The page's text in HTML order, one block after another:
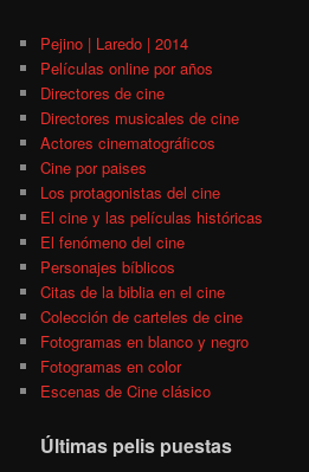
Pejino | Laredo | 2014
Películas online por años
Directores de cine
Directores musicales de cine
Actores cinematográficos
Cine por paises
Los protagonistas del cine
El cine y las películas históricas
El fenómeno del cine
Personajes bíblicos
Citas de la biblia en el cine
Colección de carteles de cine
Fotogramas en blanco y negro
Fotogramas en color
Escenas de Cine clásico
Últimas pelis puestas